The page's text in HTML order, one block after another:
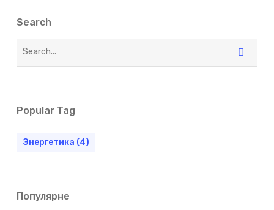
Search
Popular Tag
Энергетика (4)
Популярне